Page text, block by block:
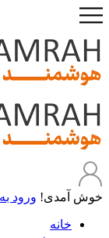
خوش آمدی! ورود
خانه